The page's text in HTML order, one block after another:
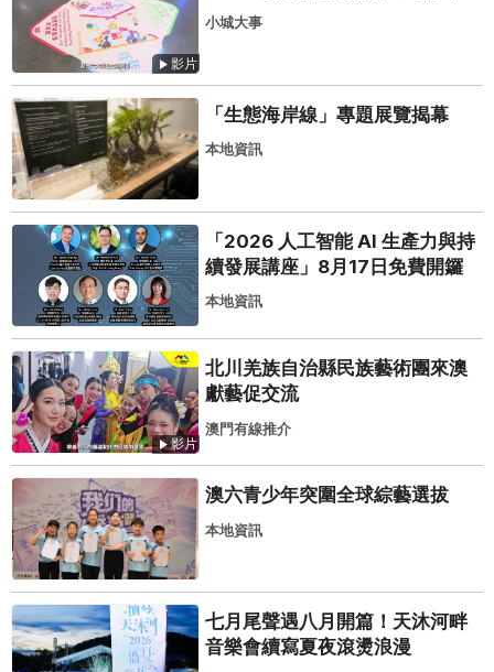
影片
小城大事
「生態海岸線」專題展覽揭幕
本地資訊
「2026 人工智能 AI 生產力與持
續發展講座」8月17日免費開鑼
本地資訊
影片
北川羌族自治縣民族藝術團來澳
獻藝促交流
澳門有線推介
澳六青少年突圍全球綜藝選拔
本地資訊
七月尾聲遇八月開篇！天沐河畔
音樂會續寫夏夜滾燙浪漫